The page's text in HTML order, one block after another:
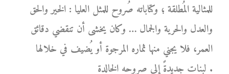
للمثالية المُطلقة ؛ وكتاباته صُروح للمثل العليا : الخير والحق
والعدل والحرية والجمال … وكان يخشى أن تنقضي دقائق
العمر، فلا يجني منها ثماره المرجوة أو يُضيف في خلالها
لبناتٍ جديدةً إلى صروحه الخالدة .